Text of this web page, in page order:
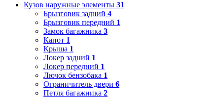
Кузов наружные элементы 31
Брызговик задний 4
Брызговик передний 1
Замок багажника 3
Капот 1
Крыша 1
Локер задний 1
Локер передний 1
Лючок бензобака 1
Ограничитель двери 6
Петля багажника 2